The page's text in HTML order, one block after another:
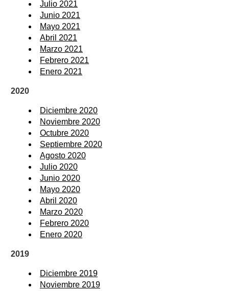
Julio 2021
Junio 2021
Mayo 2021
Abril 2021
Marzo 2021
Febrero 2021
Enero 2021
2020
Diciembre 2020
Noviembre 2020
Octubre 2020
Septiembre 2020
Agosto 2020
Julio 2020
Junio 2020
Mayo 2020
Abril 2020
Marzo 2020
Febrero 2020
Enero 2020
2019
Diciembre 2019
Noviembre 2019